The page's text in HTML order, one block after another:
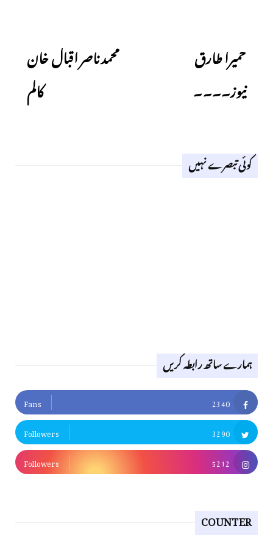
حمیرا طارق
نیوز۔۔۔۔
محمد ناصر اقبال خان
کالم
کوئی تبصرے نہیں
ہمارے ساتھ رابطہ کریں
2340
Fans
3290
Followers
5212
Followers
COUNTER